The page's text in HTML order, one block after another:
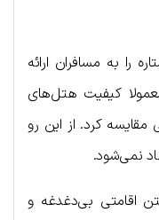
اروپایی هتل‌های ۳ تا ۵ ستاره را به مسافران ارائه
کیفیت هتل‌های
مقایسه کرد. از این رو
نمی‌شود.
اقامتی بی‌دغدغه و